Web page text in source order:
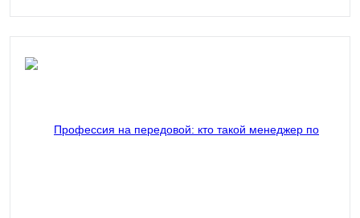
раневые покрытия и будут ли у медсестер качественные
одноразовые халаты. Эта профессия остается за кадром,
бы.